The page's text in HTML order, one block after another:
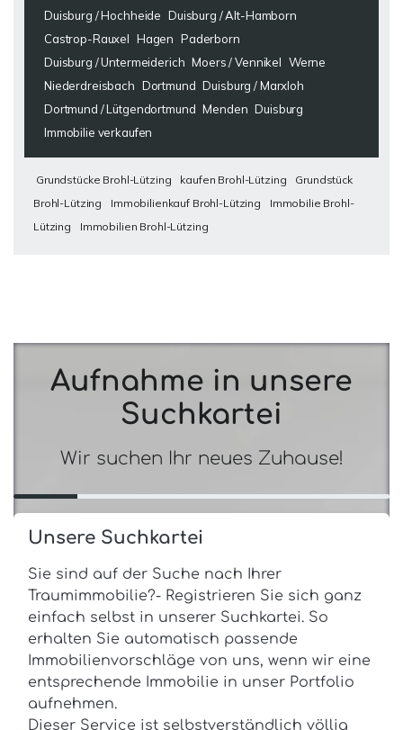
Duisburg / Hochheide Duisburg / Alt-Hamborn
Castrop-Rauxel Hagen Paderborn
Duisburg / Untermeiderich Moers / Vennikel Werne
Niederdreisbach Dortmund Duisburg / Marxloh
Dortmund / Lütgendortmund Menden Duisburg
Immobilie verkaufen
Grundstücke Brohl-Lützing kaufen Brohl-Lützing
Grundstück
Brohl-Lützing
Immobilienkauf Brohl-Lützing
Immobilie Brohl-
Lützing
Immobilien Brohl-Lützing